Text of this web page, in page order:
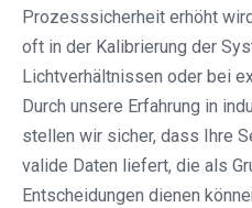
Prozesssicherheit erhöht
oft in der Kalibrierung der
Lichtverhältnissen oder bei
Durch unsere Erfahrung in
stellen wir sicher, dass Ihre
valide Daten liefert, die als
Entscheidungen dienen